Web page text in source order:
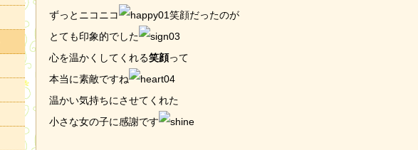
ずっとニコニコ
笑顔だったのが
とても印象的でした
心を温かくしてくれる笑顔って
本当に素敵ですね
温かい気持ちにさせてくれた
小さな女の子に感謝です